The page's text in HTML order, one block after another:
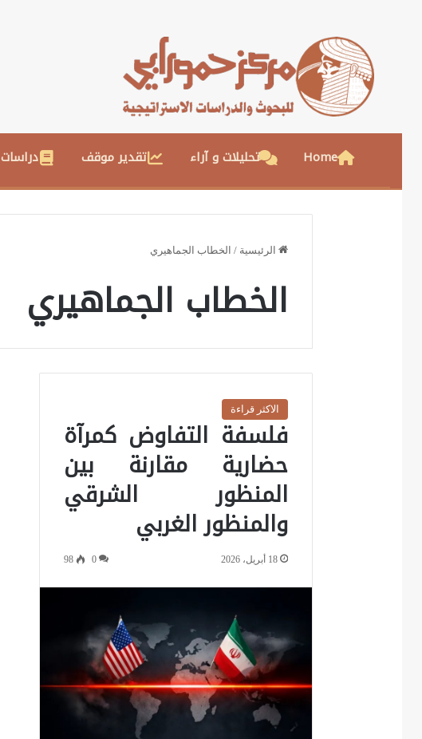
Home تحليلات و آراء تقدير موقف دراسات
الرئيسية / الخطاب الجماهيري
الخطاب الجماهيري
الاكثر قراءة
فلسفة التفاوض كمرآة
حضارية مقارنة بين
المنظور الشرقي
والمنظور الغربي
18 أبريل، 2026 0
98